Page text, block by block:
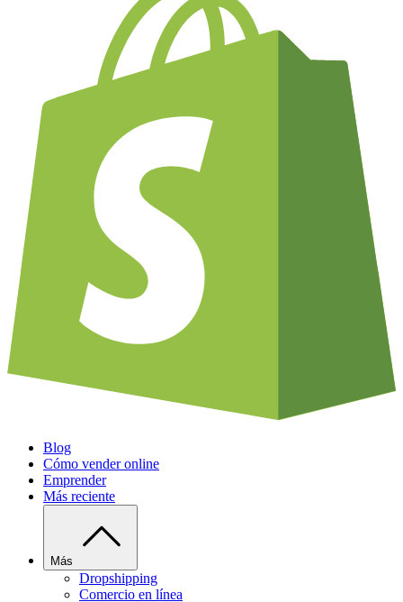
Blog
Cómo vender online
Emprender
Más reciente
Más
Dropshipping
Comercio en línea